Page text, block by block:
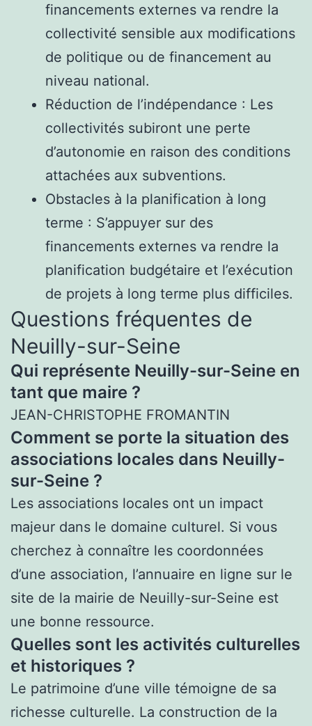
financements externes va rendre la
collectivité sensible aux modifications
de politique ou de financement au
niveau national.
Réduction de l’indépendance : Les
collectivités subiront une perte
d’autonomie en raison des conditions
attachées aux subventions.
Obstacles à la planification à long
terme : S’appuyer sur des
financements externes va rendre la
planification budgétaire et l’exécution
de projets à long terme plus difficiles.
Questions fréquentes de
Neuilly-sur-Seine
Qui représente Neuilly-sur-Seine en
tant que maire ?
JEAN-CHRISTOPHE FROMANTIN
Comment se porte la situation des
associations locales dans Neuilly-
sur-Seine ?
Les associations locales ont un impact
majeur dans le domaine culturel. Si vous
cherchez à connaître les coordonnées
d’une association, l’annuaire en ligne sur le
site de la mairie de Neuilly-sur-Seine est
une bonne ressource.
Quelles sont les activités culturelles
et historiques ?
Le patrimoine d’une ville témoigne de sa
richesse culturelle. La construction de la